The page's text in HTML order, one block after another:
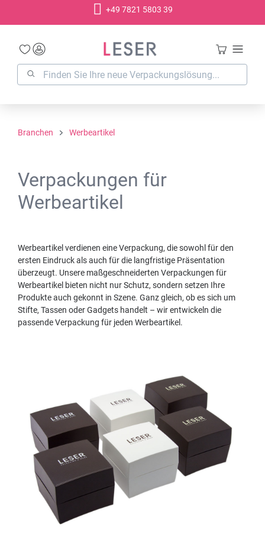
+49 7821 5803 39
Branchen Werbeartikel
Verpackungen für
Werbeartikel
Werbeartikel verdienen eine Verpackung, die sowohl für den
ersten Eindruck als auch für die langfristige Präsentation
überzeugt. Unsere maßgeschneiderten Verpackungen für
Werbeartikel bieten nicht nur Schutz, sondern setzen Ihre
Produkte auch gekonnt in Szene. Ganz gleich, ob es sich um
Stifte, Tassen oder Gadgets handelt – wir entwickeln die
passende Verpackung für jeden Werbeartikel.